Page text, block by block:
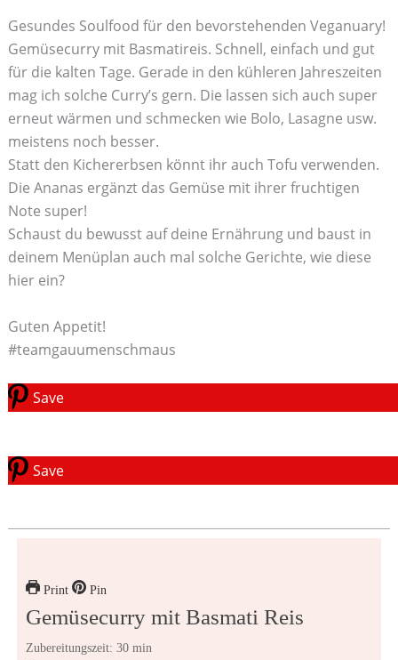
Gesundes Soulfood für den bevorstehenden Veganuary!
Gemüsecurry mit Basmatireis. Schnell, einfach und gut
für die kalten Tage. Gerade in den kühleren Jahreszeiten
mag ich solche Curry’s gern. Die lassen sich auch super
erneut wärmen und schmecken wie Bolo, Lasagne usw.
meistens noch besser.
Statt den Kichererbsen könnt ihr auch Tofu verwenden.
Die Ananas ergänzt das Gemüse mit ihrer fruchtigen
Note super!
Schaust du bewusst auf deine Ernährung und baust in
deinem Menüplan auch mal solche Gerichte, wie diese
hier ein?
Guten Appetit!
#teamgauumenschmaus
Save
Save
Print Pin
Gemüsecurry mit Basmati Reis
Zubereitungszeit: 30 min